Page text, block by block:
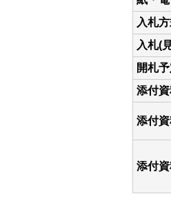
入札
入札(
開札
添付
添付
添付